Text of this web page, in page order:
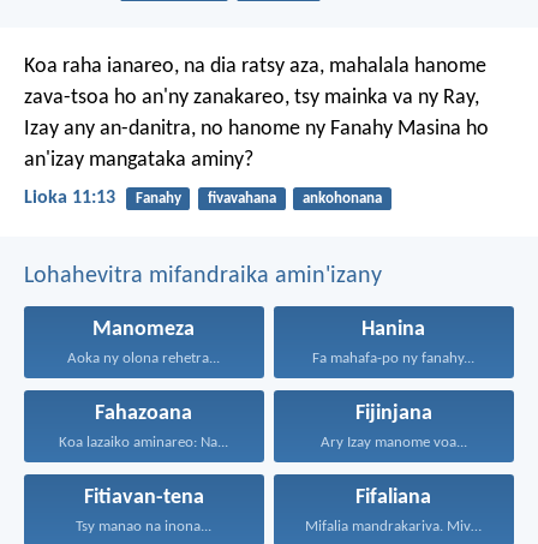
Koa raha ianareo, na dia ratsy aza, mahalala hanome
zava-tsoa ho an'ny zanakareo, tsy mainka va ny Ray,
Izay any an-danitra, no hanome ny Fanahy Masina ho
an'izay mangataka aminy?
Lioka 11:13 Fanahy fivavahana ankohonana
Lohahevitra mifandraika amin'izany
Manomeza
Aoka ny olona rehetra...
Hanina
Fa mahafa-po ny fanahy...
Fahazoana
Koa lazaiko aminareo: Na...
Fijinjana
Ary Izay manome voa...
Fitiavan-tena
Tsy manao na inona...
Fifaliana
Mifalia mandrakariva. Mivavaha, ka...